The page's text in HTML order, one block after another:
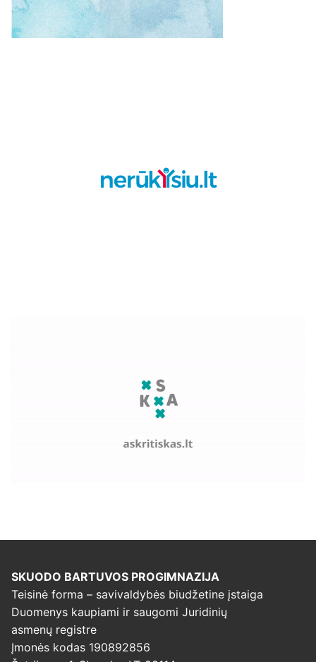
SKUODO BARTUVOS PROGIMNAZIJA
Teisinė forma – savivaldybės biudžetine įstaiga
Duomenys kaupiami ir saugomi Juridinių
asmenų registre
Įmonės kodas 190892856